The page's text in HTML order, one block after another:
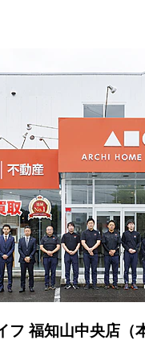
フ 福知山中央店（